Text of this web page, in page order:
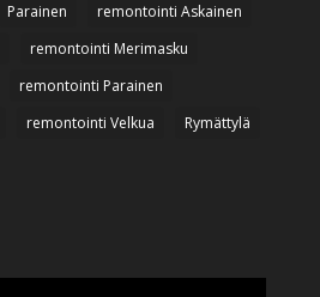
Parainen
remontointi Askainen
remontointi Merimasku
remontointi Parainen
remontointi Velkua Rymättylä